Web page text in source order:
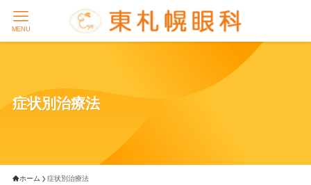
MENU
症状別治療法
ホーム 症状別治療法